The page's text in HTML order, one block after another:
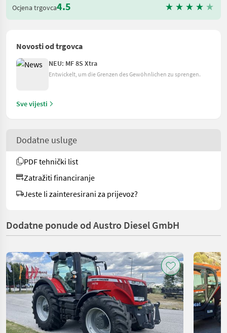
Ocjena trgovca4.5
Novosti od trgovca
NEU: MF 8S Xtra
Entwickelt, um die Grenzen des Gewöhnlichen zu sprengen.
Sve vijesti
Dodatne usluge
PDF tehnički list
Zatražiti financiranje
Jeste li zainteresirani za prijevoz?
Dodatne ponude od Austro Diesel GmbH